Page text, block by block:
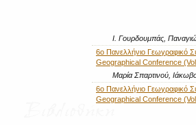
Ι. Γουρδουμπάς,
6ο Πανελλήνιο Γεωγραφικό
Geographical Conference
Μαρία Σπαρτινού,
6ο Πανελλήνιο Γεωγραφικό
Geographical Conference